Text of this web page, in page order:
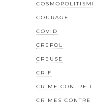
COURAGE
COVID
CREPOL
CREUSE
CRIF
CRIME CONTRE
CRIMES